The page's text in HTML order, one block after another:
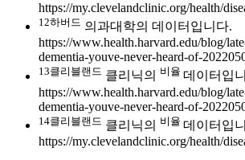
https://my.clevelandclinic.org/health/
12하버드 의과대학의 데이터입니다.
https://www.health.harvard.edu/blog/
dementia-youve-never-heard-of-
13클리블랜드 클리닉의 비율 데이터입
https://www.health.harvard.edu/blog/
dementia-youve-never-heard-of-
14클리블랜드 클리닉의 비율 데이터입
https://my.clevelandclinic.org/health/